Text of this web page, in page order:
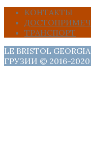
КОНТАКТЫ
ТРАНСПОРТ
LE BRISTOL
ГРУЗИИ © 2016-